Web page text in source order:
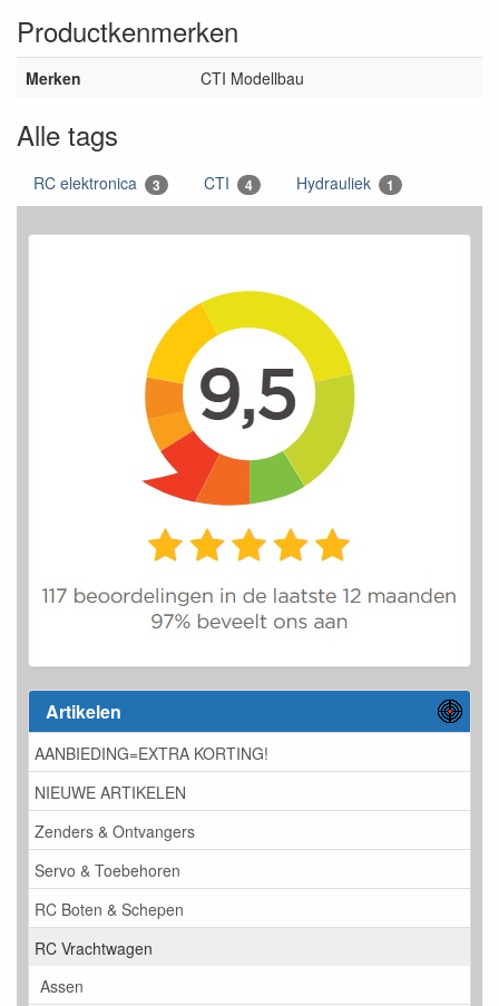
Artikelen
AANBIEDING=EXTRA KORTING!
NIEUWE ARTIKELEN
Zenders & Ontvangers
Servo & Toebehoren
RC Boten & Schepen
RC Vrachtwagen
Assen
Productkenmerken
Merken CTI Modellbau
Alle tags
RC elektronica 3 CTI 4 Hydrauliek 1